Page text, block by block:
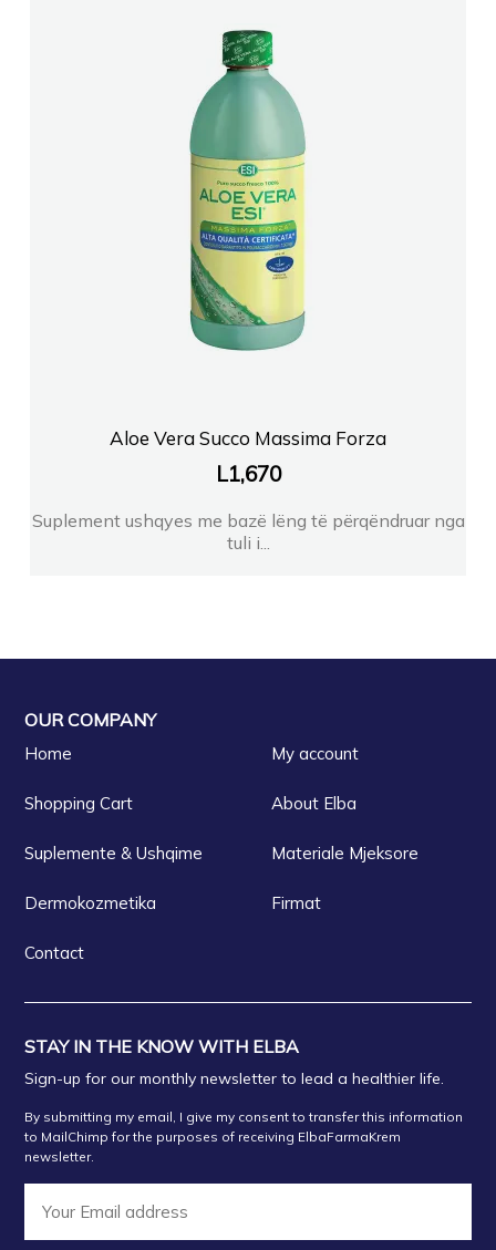
Aloe Vera Succo Massima Forza
L1,670
Suplement ushqyes me bazë lëng të përqëndruar nga
tuli i...
OUR COMPANY
Home My account
Shopping Cart About Elba
Suplemente & Ushqime Materiale Mjeksore
Dermokozmetika Firmat
Contact
STAY IN THE KNOW WITH ELBA
Sign-up for our monthly newsletter to lead a healthier life.
By submitting my email, I give my consent to transfer this information
to MailChimp for the purposes of receiving ElbaFarmaKrem
newsletter.